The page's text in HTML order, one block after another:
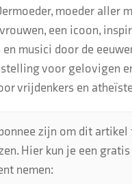
moeder aller
een icoon,
en musici door de
voor gelovigen
vrijdenkers en
zijn om dit artikel
Hier kun je een gratis
nemen: